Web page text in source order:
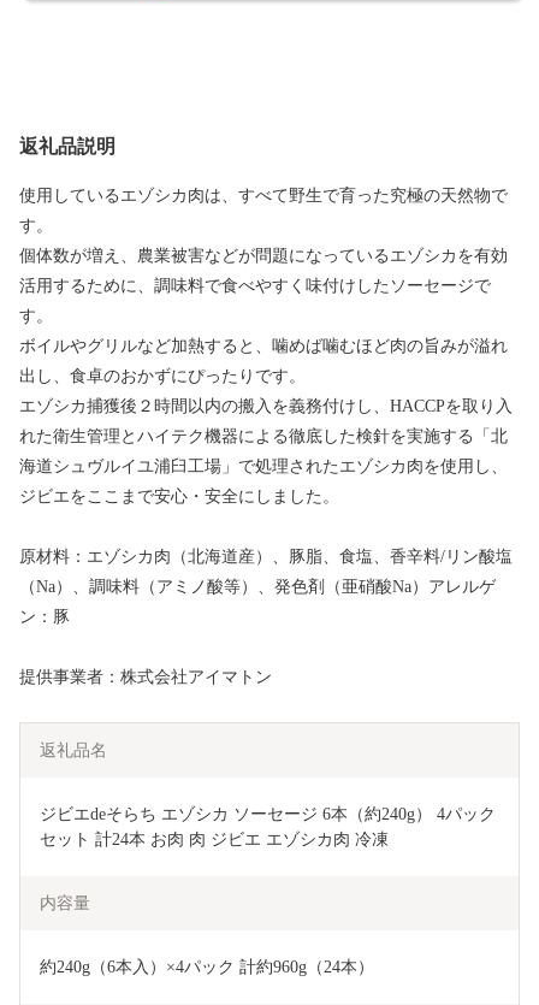
返礼品説明
使用しているエゾシカ肉は、すべて野生で育った究極の天然物で
す。
個体数が増え、農業被害などが問題になっているエゾシカを有効
活用するために、調味料で食べやすく味付けしたソーセージで
す。
ボイルやグリルなど加熱すると、噛めば噛むほど肉の旨みが溢れ
出し、食卓のおかずにぴったりです。
エゾシカ捕獲後２時間以内の搬入を義務付けし、HACCPを取り入
れた衛生管理とハイテク機器による徹底した検針を実施する「北
海道シュヴルイユ浦臼工場」で処理されたエゾシカ肉を使用し、
ジビエをここまで安心・安全にしました。
原材料：エゾシカ肉（北海道産）、豚脂、食塩、香辛料/リン酸塩
（Na）、調味料（アミノ酸等）、発色剤（亜硝酸Na）アレルゲ
ン：豚
提供事業者：株式会社アイマトン
返礼品名
ジビエdeそらち エゾシカ ソーセージ 6本（約240g） 4パック
セット 計24本 お肉 肉 ジビエ エゾシカ肉 冷凍
内容量
約240g（6本入）×4パック 計約960g（24本）